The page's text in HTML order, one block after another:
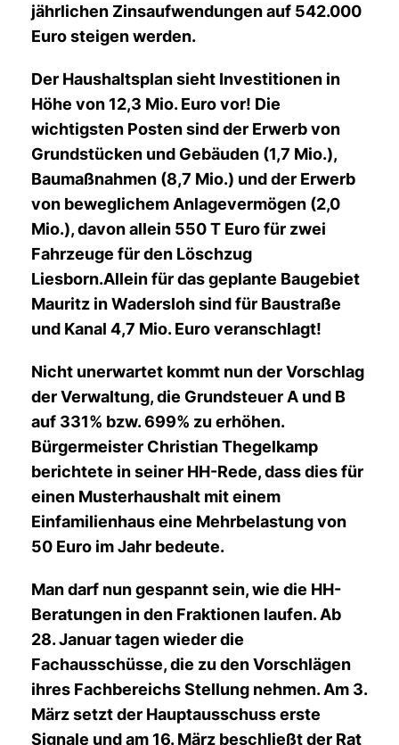
jährlichen Zinsaufwendungen auf 542.000
Euro steigen werden.
Der Haushaltsplan sieht Investitionen in
Höhe von 12,3 Mio. Euro vor! Die
wichtigsten Posten sind der Erwerb von
Grundstücken und Gebäuden (1,7 Mio.),
Baumaßnahmen (8,7 Mio.) und der Erwerb
von beweglichem Anlagevermögen (2,0
Mio.), davon allein 550 T Euro für zwei
Fahrzeuge für den Löschzug
Liesborn.Allein für das geplante Baugebiet
Mauritz in Wadersloh sind für Baustraße
und Kanal 4,7 Mio. Euro veranschlagt!
Nicht unerwartet kommt nun der Vorschlag
der Verwaltung, die Grundsteuer A und B
auf 331% bzw. 699% zu erhöhen.
Bürgermeister Christian Thegelkamp
berichtete in seiner HH-Rede, dass dies für
einen Musterhaushalt mit einem
Einfamilienhaus eine Mehrbelastung von
50 Euro im Jahr bedeute.
Man darf nun gespannt sein, wie die HH-
Beratungen in den Fraktionen laufen. Ab
28. Januar tagen wieder die
Fachausschüsse, die zu den Vorschlägen
ihres Fachbereichs Stellung nehmen. Am 3.
März setzt der Hauptausschuss erste
Signale und am 16. März beschließt der Rat